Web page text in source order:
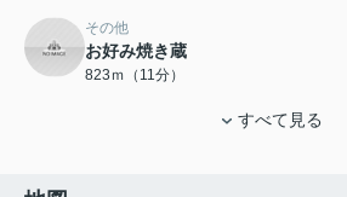
その他
お好み焼き蔵
823ｍ（11分）
すべて見る